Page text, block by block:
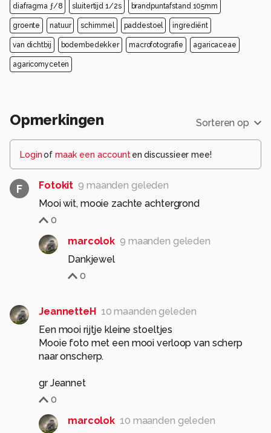
diafragma ƒ/8 sluitertijd 1/2s brandpuntafstand 105mm
groente natuur schimmel paddestoel ingrediënt
van dichtbij bodembedekker macrofotografie agaricaceae
agaricomyceten
Opmerkingen Sorteren op
Loginof maak een account en discussieer mee!
F Fotokit 9 maanden geleden
Mooi wit, mooie zachte achtergrond
0
marcolok 9 maanden geleden
Dankjewel
0
JeannetteH 10 maanden geleden
Een mooi rijtje kleine stoeltjes
Mooie foto met een mooi verloop van scherp
naar onscherp.
gr Jeannet
0
marcolok 10 maanden geleden